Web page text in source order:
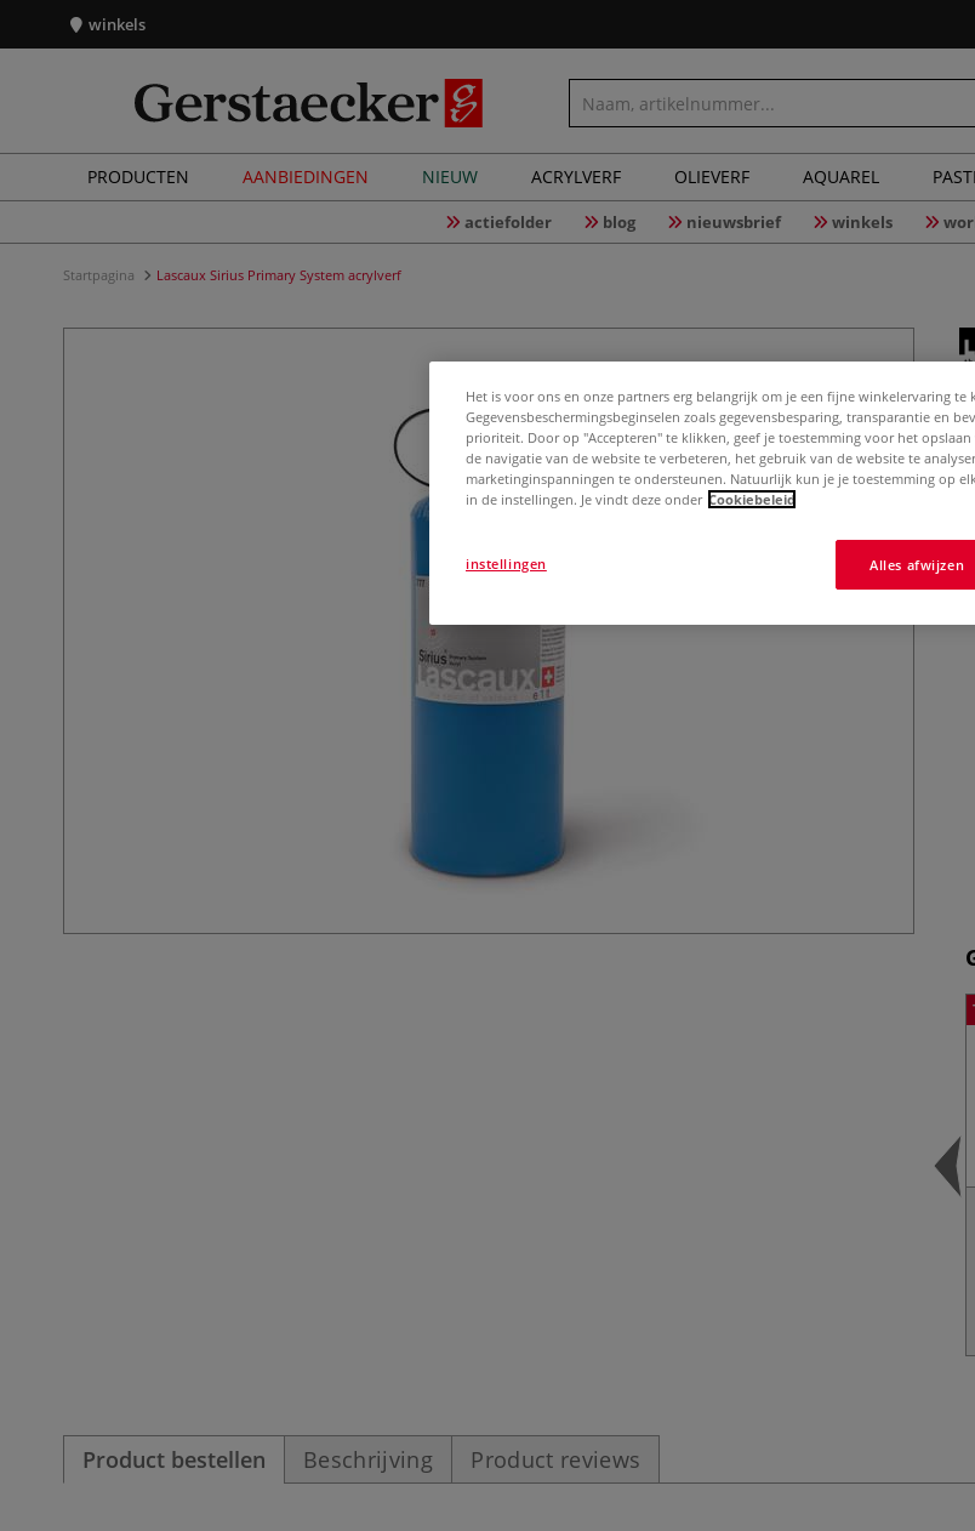
winkels
PRODUCTEN AANBIEDINGEN NIEUW ACRYLVERF OLIEVERF AQUAREL
actiefolder blog nieuwsbrief winkels
Startpagina Lascaux Sirius Primary System acrylverf
Product bestellen Beschrijving Product reviews
Het is voor ons en onze partners erg belangrijk om je een fijne winkelervaring te
Gegevensbeschermingsbeginselen zoals gegevensbesparing, transparantie en
prioriteit. Door op "Accepteren" te klikken, geef je toestemming voor het
de navigatie van de website te verbeteren, het gebruik van de website te
marketinginspanningen te ondersteunen. Natuurlijk kun je je toestemming op
in de instellingen. Je vindt deze onder Cookiebeleid
Alles afwijzen
instellingen